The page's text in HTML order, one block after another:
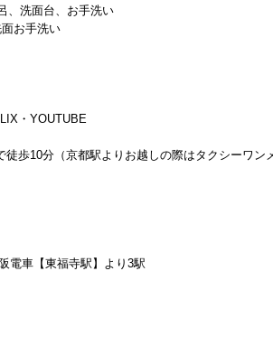
、洗面台、お手洗い
お手洗い
・YOUTUBE
歩10分（京都駅よりお越しの際はタクシーワン
電車【東福寺駅】より3駅